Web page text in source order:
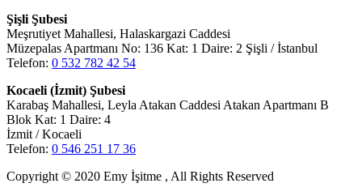
Şişli Şubesi
Meşrutiyet Mahallesi, Halaskargazi Caddesi
Müzepalas Apartmanı No: 136 Kat: 1 Daire: 2 Şişli / İstanbul
Telefon: 0 532 782 42 54
Kocaeli (İzmit) Şubesi
Karabaş Mahallesi, Leyla Atakan Caddesi Atakan Apartmanı B
Blok Kat: 1 Daire: 4
İzmit / Kocaeli
Telefon: 0 546 251 17 36
Copyright © 2020 Emy İşitme , All Rights Reserved